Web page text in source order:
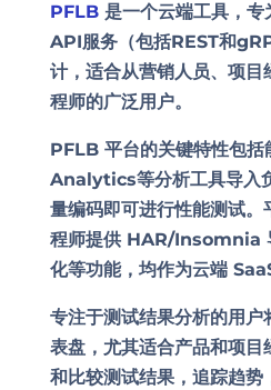
PFLB是一个云端工具，专
API服务（包括REST和
计，适合从营销人员、项目
程师的广泛用户。
PFLB 平台的关键特性包
Analytics等分析工具导入
量编码即可进行性能测试。
程师提供 HAR/Insomnia
化等功能，均作为云端
专注于测试结果分析的用户
表盘，尤其适合产品和项目
和比较测试结果，追踪趋势